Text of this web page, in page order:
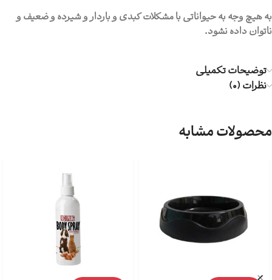
به هیچ وجه به حیواناتی با مشکلات کبدی و باردار و شیرده و ضعیف و
ناتوان داده نشود.
توضیحات تکمیلی
نظرات (0)
محصولات مشابه